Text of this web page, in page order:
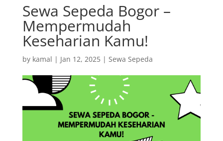
Sewa Sepeda Bogor –
Mempermudah
Keseharian Kamu!
by kamal | Jan 12, 2025| Sewa Sepeda